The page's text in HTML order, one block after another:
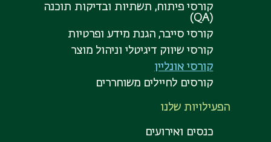
הפעילויות שלנו
כנסים ואירועים
קורסי פיתוח, תשתיות ובדיקות תוכנה
(QA)
קורסי סייבר, הגנת מידע ופרטיות
קורסי שיווק דיגיטלי וניהול מוצר
קורסי אונליין
קורסים לחיילים משוחררים